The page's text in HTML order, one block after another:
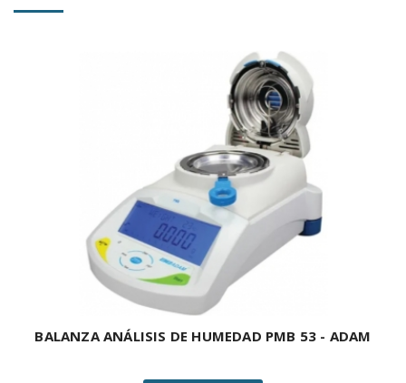
BALANZA ANÁLISIS DE HUMEDAD PMB 53 - ADAM